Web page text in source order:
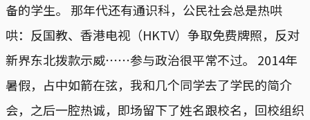
备的学生。 那年代还有通识科，公民社会总是热哄
哄：反国教、香港电视（HKTV）争取免费牌照，反对
新界东北拨款示威⋯⋯参与政治很平常不过。 2014年
暑假，占中如箭在弦，我和几个同学去了学民的简介
会，之后一腔热诚，即场留下了姓名跟校名，回校组织